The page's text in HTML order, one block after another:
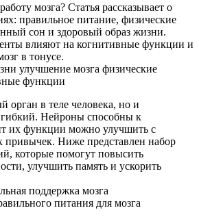
мозга? Статья рассказывает о
правильное питание, физические
сон и здоровый образ жизни.
влияют на когнитивные функции и
в тонусе.
улучшение мозга физические
функции
в теле человека, но и
Нейроны способны к
их функции можно улучшить с
Ниже представлен набор
которые помогут повысить
улучшить память и ускорить
поддержка мозга
питания для мозга